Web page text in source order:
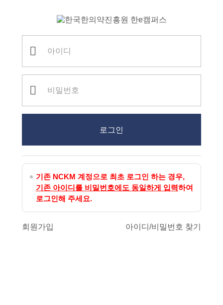
로그인
기존 NCKM 계정으로 최초 로그인 하는 경우,
기존 아이디를 비밀번호에도 동일하게 입력하여
로그인해 주세요.
회원가입 아이디/비밀번호 찾기